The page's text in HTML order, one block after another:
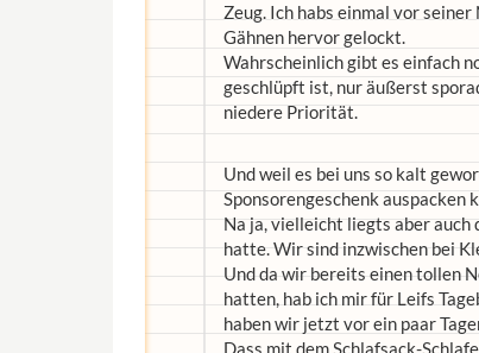
Zeug. Ich habs einmal vor
Gähnen hervor gelockt.
Wahrscheinlich gibt es einfach
geschlüpft ist, nur äußerst
niedere Priorität.
Und weil es bei uns so kalt
Sponsorengeschenk auspacken
Na ja, vielleicht liegts aber auch
hatte. Wir sind inzwischen bei
Und da wir bereits einen tollen
hatten, hab ich mir für Leifs
haben wir jetzt vor ein paar
Dass mit dem Schlafsack-